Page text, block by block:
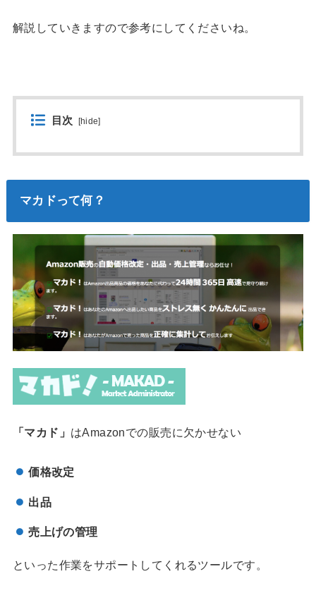
解説していきますので参考にしてくださいね。
目次 [hide]
マカドって何？
「マカド」 はAmazonでの販売に欠かせない
価格改定
出品
売上げの管理
といった作業をサポートしてくれるツールです。